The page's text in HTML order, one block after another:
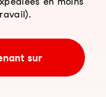
sur